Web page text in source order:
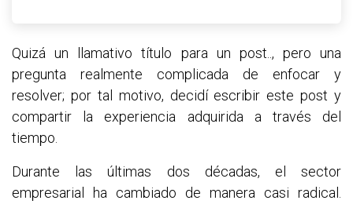
Quizá un llamativo título para un post.., pero una
pregunta realmente complicada de enfocar y
resolver; por tal motivo, decidí escribir este post y
compartir la experiencia adquirida a través del
tiempo.
Durante las últimas dos décadas, el sector
empresarial ha cambiado de manera casi radical.